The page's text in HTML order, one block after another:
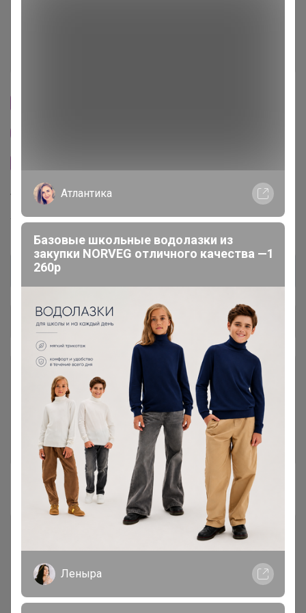
Общий каталог
Шоколадно-ореховые пасты В
НАЛИЧИИ и ПОД ЗАКАЗ
Кофе в капсулах и дрип-пакетах
В НАЛИЧИИ И ПОД ЗАКАЗ -
Дрипы доступны к заказу!
#1. Свежеобжаренный кофе
Кофе в наличии у организатора в
Красноярске! Без ожидания!
каталога она выдается сразу!
Если нужно заказ отправить
вместе с позициями под заказ -
Торговые марки
Torrefacto™
Атлантика
Базовые школьные водолазки из
закупки NORVEG отличного качества —1
260р
Леныра